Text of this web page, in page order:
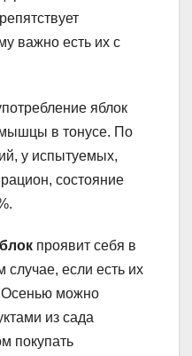
важно есть их с
яблок
в тонусе. По
у испытуемых,
состояние
проявит себя в
случае, если есть их
Осенью можно
из сада
покупать